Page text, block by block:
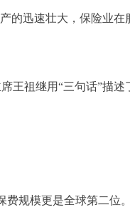
迅速壮大，保险业在
祖继用“三句话”描述
模更是全球第二位